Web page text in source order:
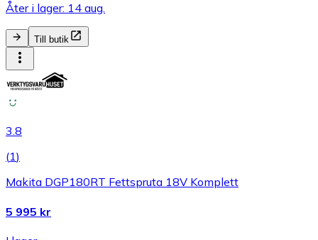
Åter i lager: 14 aug.
Till butik
3.8
(1)
Makita DGP180RT Fettspruta 18V Komplett
5 995 kr